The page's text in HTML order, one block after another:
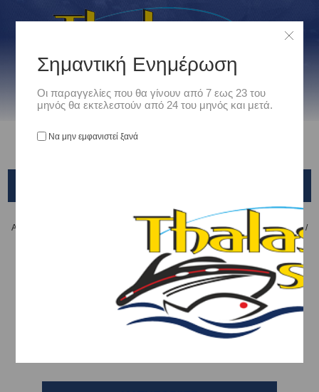
Αρχική Εξοπλισμος Κινητηρων / ΚΑΥΣΙΜΟ - ΕΞΟΠΛΙΣΜΟΣ /
ΣΩΛΗΝΕΣ ΚΑΥΣΙΜΟΥ - ΦΟΥΣΚΕΣ
ΣΩΛΗΝΕΣ ΚΑΥΣΙΜΟΥ
ΦΟΥΣΚΕΣ
Σημαντική Ενημέρωση
Οι παραγγελίες που θα γίνουν από 7 εως 23 του
μηνός θα εκτελεστούν από 24 του μηνός και μετά.
Να μην εμφανιστεί ξανά